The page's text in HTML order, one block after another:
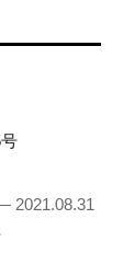
2021.08.31